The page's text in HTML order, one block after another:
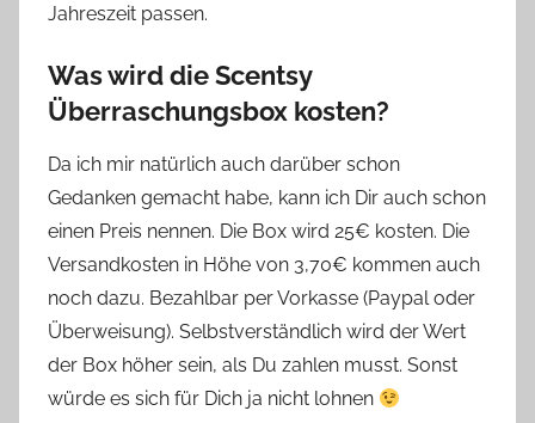
Jahreszeit passen.
Was wird die Scentsy
Überraschungsbox kosten?
Da ich mir natürlich auch darüber schon
Gedanken gemacht habe, kann ich Dir auch schon
einen Preis nennen. Die Box wird 25€ kosten. Die
Versandkosten in Höhe von 3,70€ kommen auch
noch dazu. Bezahlbar per Vorkasse (Paypal oder
Überweisung). Selbstverständlich wird der Wert
der Box höher sein, als Du zahlen musst. Sonst
würde es sich für Dich ja nicht lohnen